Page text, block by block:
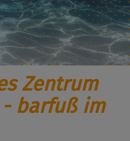
Next
Zentrum
barfuß im